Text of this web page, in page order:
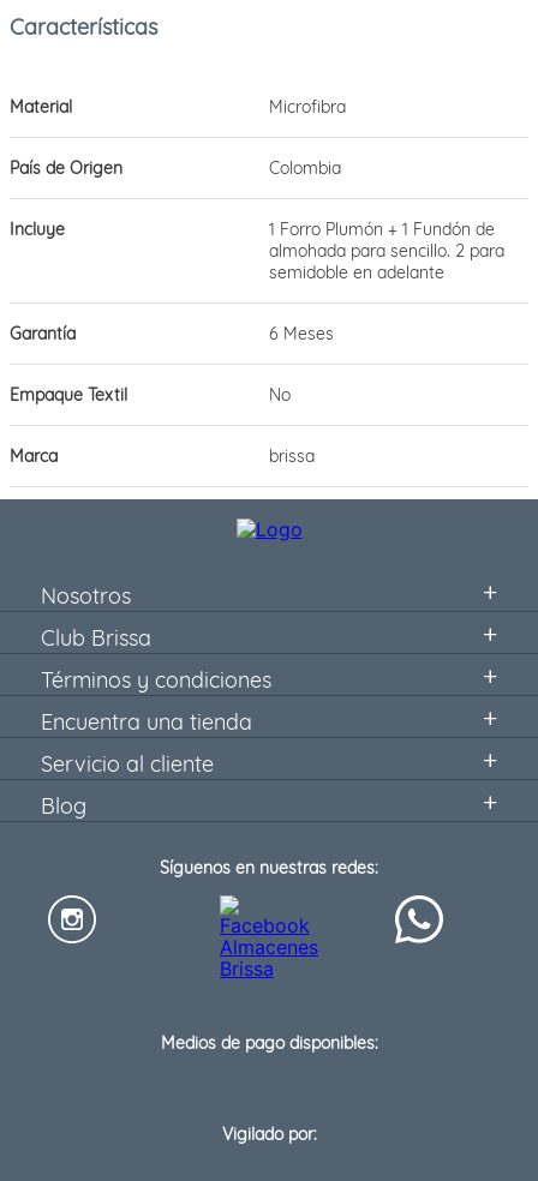
Material Microfibra
País de Origen Colombia
Incluye
1 Forro Plumón + 1 Fundón de
almohada para sencillo. 2 para
semidoble en adelante
Garantía 6 Meses
Empaque Textil No
Marca brissa
Nosotros
Club Brissa
Términos y condiciones
Encuentra una tienda
Servicio al cliente
Blog
Síguenos en nuestras redes:
Medios de pago disponibles:
Vigilado por: